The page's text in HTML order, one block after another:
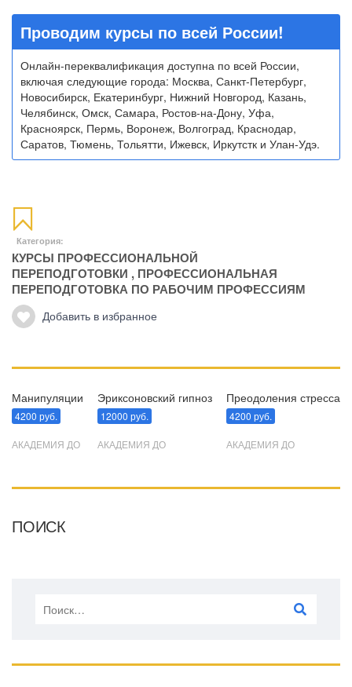
Проводим курсы по всей России!
Онлайн-переквалификация доступна по всей России,
включая следующие города: Москва, Санкт-Петербург,
Новосибирск, Екатеринбург, Нижний Новгород, Казань,
Челябинск, Омск, Самара, Ростов-на-Дону, Уфа,
Красноярск, Пермь, Воронеж, Волгоград, Краснодар,
Саратов, Тюмень, Тольятти, Ижевск, Иркутстк и Улан-Удэ.
Категория:
КУРСЫ ПРОФЕССИОНАЛЬНОЙ
ПЕРЕПОДГОТОВКИ , ПРОФЕССИОНАЛЬНАЯ
ПЕРЕПОДГОТОВКА ПО РАБОЧИМ ПРОФЕССИЯМ
Добавить в избранное
Манипуляции
4200 руб.
АКАДЕМИЯ ДО
Эриксоновский гипноз
12000 руб.
АКАДЕМИЯ ДО
Преодоления стресса
4200 руб.
АКАДЕМИЯ ДО
ПОИСК